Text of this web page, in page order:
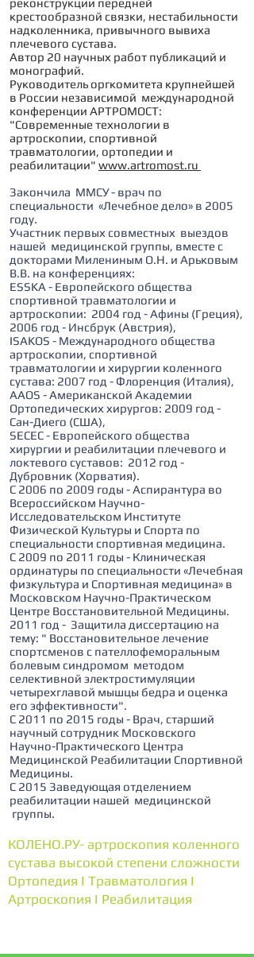
реконструкции передней
крестообразной связки, нестабильности
надколенника, привычного вывиха
плечевого сустава.
Автор 20 научных работ публикаций и
монографий.
Руководитель оргкомитета крупнейшей
в России независимой международной
конференции АРТРОМОСТ:
"Современные технологии в
артроскопии, спортивной
травматологии, ортопедии и
реабилитации" www.artromost.ru
Закончила ММСУ - врач по
специальности «Лечебное дело» в 2005
году.
Участник первых совместных выездов
нашей медицинской группы, вместе с
докторами Милениным О.Н. и Арьковым
В.В. на конференциях:
ESSKA - Европейского общества
спортивной травматологии и
артроскопии: 2004 год - Афины (Греция),
2006 год - Инсбрук (Австрия),
ISAKOS - Международного общества
артроскопии, спортивной
травматологии и хирургии коленного
сустава: 2007 год - Флоренция (Италия),
AАOS - Американской Академии
Ортопедических хирургов: 2009 год -
Сан-Диего (США),
SECEC - Европейского общества
хирургии и реабилитации плечевого и
локтевого суставов: 2012 год -
Дубровник (Хорватия).
С 2006 по 2009 годы - Аспирантура во
Всероссийском Научно-
Исследовательском Институте
Физической Культуры и Спорта по
специальности спортивная медицина.
С 2009 по 2011 годы - Клиническая
ординатуры по специальности «Лечебная
физкультура и Спортивная медицина» в
Московском Научно-Практическом
Центре Восстановительной Медицины.
2011 год - Защитила диссертацию на
тему: " Восстановительное лечение
спортсменов с пателлофеморальным
болевым синдромом методом
селективной электростимуляции
четырехглавой мышцы бедра и оценка
его эффективности".
С 2011 по 2015 годы - Врач, старший
научный сотрудник Московского
Научно-Практического Центра
Медицинской Реабилитации Спортивной
Медицины.
С 2015 Заведующая отделением
реабилитации нашей медицинской
группы.
КОЛЕНО.РУ- артроскопия коленного
сустава высокой степени сложности
Ортопедия I Травматология I
Артроскопия I Реабилитация